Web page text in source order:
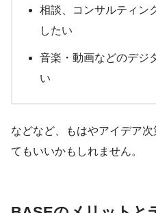
相談、コンサルティン
したい
音楽・動画などのデジ
い
などなど、もはやアイデア
てもいいかもしれません。